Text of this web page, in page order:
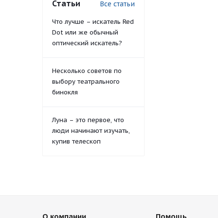
Статьи Все статьи
Что лучше – искатель Red
Dot или же обычный
оптический искатель?
Несколько советов по
выбору театрального
бинокля
Луна – это первое, что
люди начинают изучать,
купив телескоп